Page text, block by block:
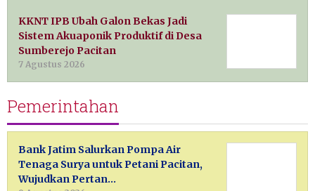
KKNT IPB Ubah Galon Bekas Jadi
Sistem Akuaponik Produktif di Desa
Sumberejo Pacitan
7 Agustus 2026
Pemerintahan
Bank Jatim Salurkan Pompa Air
Tenaga Surya untuk Petani Pacitan,
Wujudkan Pertan…